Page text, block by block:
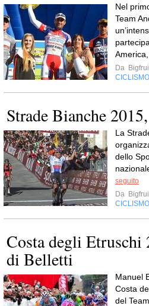
Nel
Team
America,
Da
CICLISMO
Strade Bianche
La
dello
seguito
Da
CICLISMO
Costa degli Etruschi
di Belletti
Manuel
Costa
del